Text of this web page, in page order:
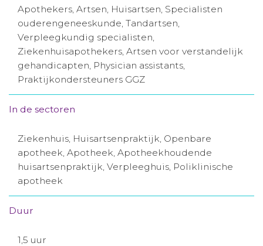
Apothekers, Artsen, Huisartsen, Specialisten
ouderengeneeskunde, Tandartsen,
Verpleegkundig specialisten,
Ziekenhuisapothekers, Artsen voor verstandelijk
gehandicapten, Physician assistants,
Praktijkondersteuners GGZ
In de sectoren
Ziekenhuis, Huisartsenpraktijk, Openbare
apotheek, Apotheek, Apotheekhoudende
huisartsenpraktijk, Verpleeghuis, Poliklinische
apotheek
Duur
1,5 uur